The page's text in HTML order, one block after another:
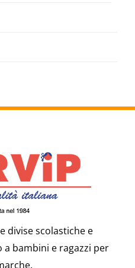
divise scolastiche e
bambini e ragazzi per